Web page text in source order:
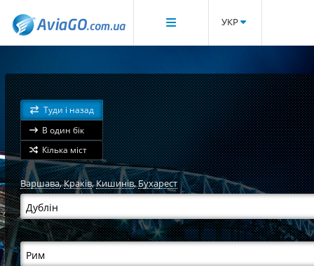
УКР
Туди і назад
В один бік
Кілька міст
Варшава,Краків,Кишинів,Бухарест